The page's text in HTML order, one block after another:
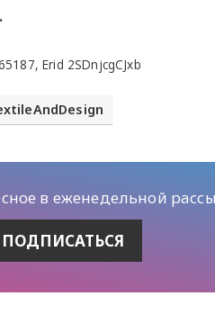
Erid 2SDnjcgCJxb
в еженедельной